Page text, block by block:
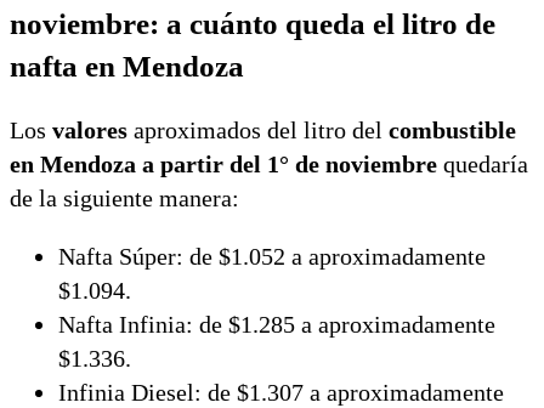
noviembre: a cuánto queda el litro de
nafta en Mendoza
Los valores aproximados del litro del combustible
en Mendoza a partir del 1° de noviembre quedaría
de la siguiente manera:
Nafta Súper: de $1.052 a aproximadamente
$1.094.
Nafta Infinia: de $1.285 a aproximadamente
$1.336.
Infinia Diesel: de $1.307 a aproximadamente